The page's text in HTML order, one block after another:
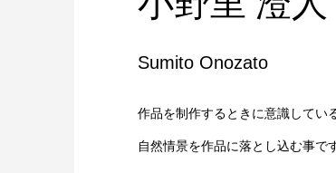
Sumito Onozato
作品を制作するときに意識してい
自然情景を作品に落とし込む事で